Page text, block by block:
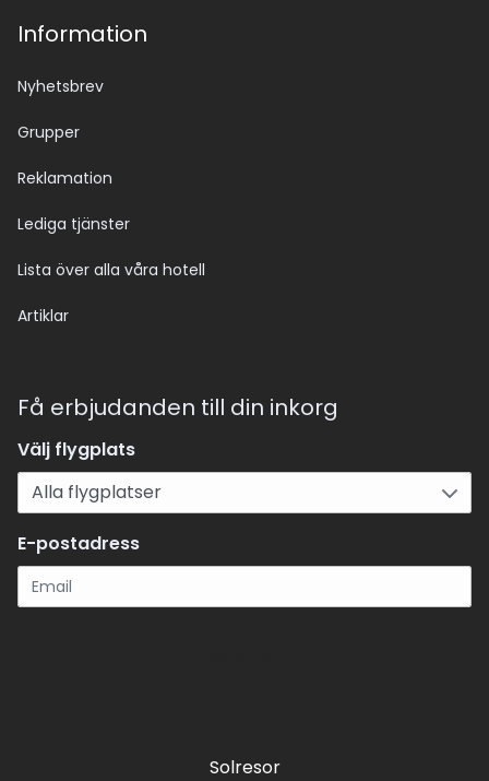
Information
Nyhetsbrev
Grupper
Reklamation
Lediga tjänster
Lista över alla våra hotell
Artiklar
Få erbjudanden till din inkorg
Välj flygplats
E-postadress
Solresor